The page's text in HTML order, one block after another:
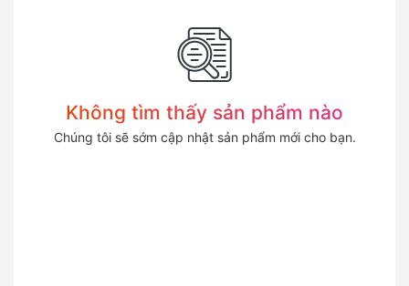
Không tìm thấy sản phẩm nào
Chúng tôi sẽ sớm cập nhật sản phẩm mới cho bạn.